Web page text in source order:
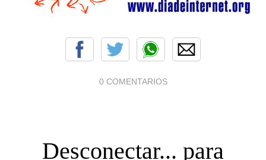
0 COMENTARIOS
Desconectar... para